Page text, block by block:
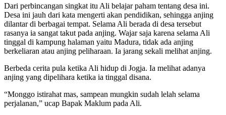
Dari perbincangan singkat itu Ali belajar paham tentang desa ini.
Desa ini jauh dari kata mengerti akan pendidikan, sehingga anjing
dilantar di berbagai tempat. Selama Ali berada di desa tersebut
rasanya ia sangat takut pada anjing. Wajar saja karena selama Ali
tinggal di kampung halaman yaitu Madura, tidak ada anjing
berkeliaran atau anjing peliharaan. Ia jarang sekali melihat anjing.
Berbeda cerita pula ketika Ali hidup di Jogja. Ia melihat adanya
anjing yang dipelihara ketika ia tinggal disana.
“Monggo istirahat mas, sampean mungkin sudah lelah selama
perjalanan,” ucap Bapak Maklum pada Ali.